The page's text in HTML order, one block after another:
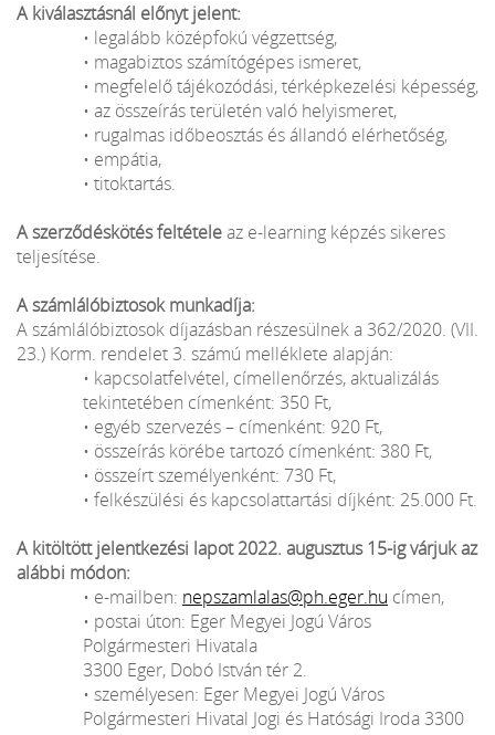
A kiválasztásnál előnyt jelent:
• legalább középfokú végzettség,
• magabiztos számítógépes ismeret,
• megfelelő tájékozódási, térképkezelési képesség,
• az összeírás területén való helyismeret,
• rugalmas időbeosztás és állandó elérhetőség,
• empátia,
• titoktartás.
A szerződéskötés feltételeaz e-learning képzés sikeres
teljesítése.
A számlálóbiztosok munkadíja:
A számlálóbiztosok díjazásban részesülnek a 362/2020. (VII.
23.) Korm. rendelet 3. számú melléklete alapján:
• kapcsolatfelvétel, címellenőrzés, aktualizálás
tekintetében címenként: 350 Ft,
• egyéb szervezés – címenként: 920 Ft,
• összeírás körébe tartozó címenként: 380 Ft,
• összeírt személyenként: 730 Ft,
• felkészülési és kapcsolattartási díjként: 25.000 Ft.
A kitöltött jelentkezési lapot 2022. augusztus 15-ig várjuk az
alábbi módon:
• e-mailben: nepszamlalas@ph.eger.hu címen,
• postai úton: Eger Megyei Jogú Város
Polgármesteri Hivatala
3300 Eger, Dobó István tér 2.
• személyesen: Eger Megyei Jogú Város
Polgármesteri Hivatal Jogi és Hatósági Iroda 3300